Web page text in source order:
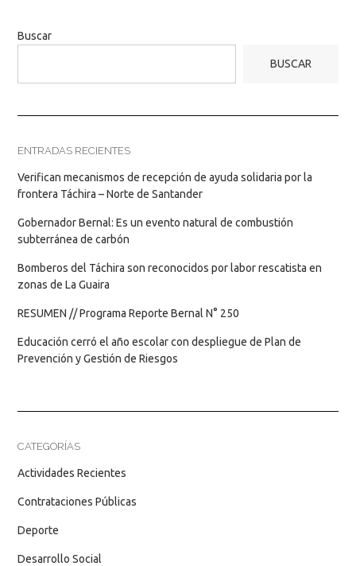
Buscar
BUSCAR
ENTRADAS RECIENTES
Verifican mecanismos de recepción de ayuda solidaria por la
frontera Táchira – Norte de Santander
Gobernador Bernal: Es un evento natural de combustión
subterránea de carbón
Bomberos del Táchira son reconocidos por labor rescatista en
zonas de La Guaira
RESUMEN // Programa Reporte Bernal N° 250
Educación cerró el año escolar con despliegue de Plan de
Prevención y Gestión de Riesgos
CATEGORÍAS
Actividades Recientes
Contrataciones Públicas
Deporte
Desarrollo Social